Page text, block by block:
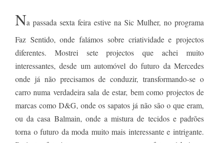
Na passada sexta feira estive na Sic Mulher, no programa
Faz Sentido, onde falámos sobre criatividade e projectos
diferentes. Mostrei sete projectos que achei muito
interessantes, desde um automóvel do futuro da Mercedes
onde já não precisamos de conduzir, transformando-se o
carro numa verdadeira sala de estar, bem como projectos de
marcas como D&G, onde os sapatos já não são o que eram,
ou da casa Balmain, onde a mistura de tecidos e padrões
torna o futuro da moda muito mais interessante e intrigante.